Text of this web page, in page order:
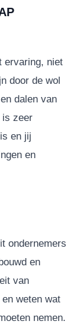
ervaring, niet
door de wol
dalen van
is zeer
en jij
en
ondernemers
en
van
weten wat
nemen.